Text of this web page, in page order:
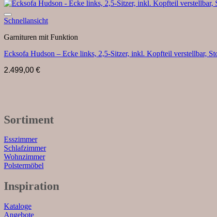
Schnellansicht
Garnituren mit Funktion
Ecksofa Hudson – Ecke links, 2,5-Sitzer, inkl. Kopfteil verstellbar,
2.499,00 €
Sortiment
Esszimmer
Schlafzimmer
Wohnzimmer
Polstermöbel
Inspiration
Kataloge
Angebote